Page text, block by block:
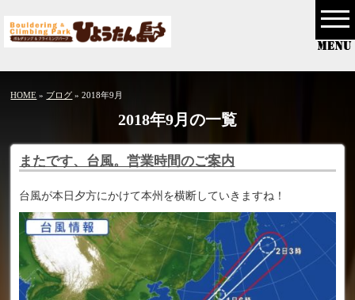
HOME » ブログ » 2018年9月
2018年9月の一覧
またです、台風。営業時間のご案内
台風が本日夕方にかけて本州を横断していきますね！